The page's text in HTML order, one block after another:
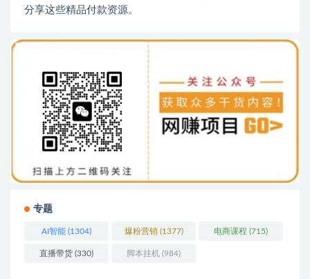
分享这些精品付款资源。
专题
AI智能 (1304) 爆粉营销 (1377) 电商课程 (715)
直播带货 (330) 脚本挂机 (984)